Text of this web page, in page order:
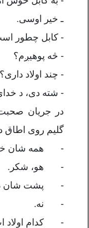
ـ خیر اوسی.
- کابل چطور
- څه پوهیږم؟
- چند اولاد داری؟
- شته دی، د
در جریان
گلیم روی اطاق
-
همه شان
-
هو، شکر.
-
پشت شان
-
نه.
-
کدام